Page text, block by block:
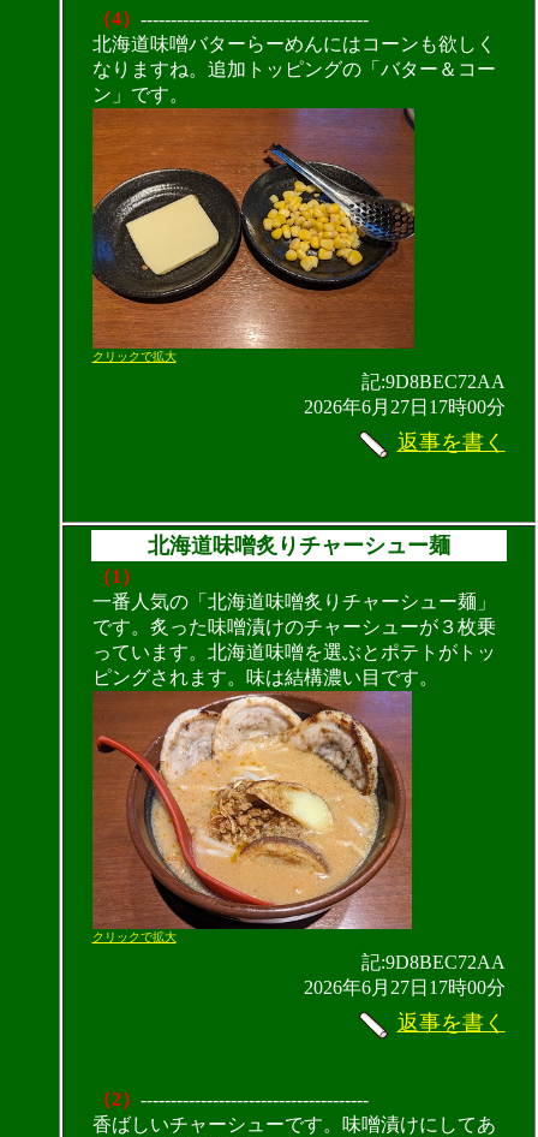
（4） --------------------------------------
北海道味噌バターらーめんにはコーンも欲しく
なりますね。追加トッピングの「バター＆コー
ン」です。
クリックで拡大
記:9D8BEC72AA
2026年6月27日17時00分
返事を書く
北海道味噌炙りチャーシュー麺
（1）
一番人気の「北海道味噌炙りチャーシュー麺」
です。炙った味噌漬けのチャーシューが３枚乗
っています。北海道味噌を選ぶとポテトがトッ
ピングされます。味は結構濃い目です。
クリックで拡大
記:9D8BEC72AA
2026年6月27日17時00分
返事を書く
（2） --------------------------------------
香ばしいチャーシューです。味噌漬けにしてあ